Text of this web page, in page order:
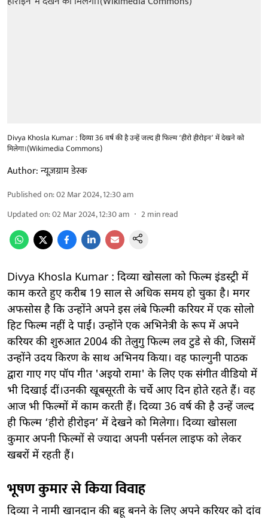
Divya Khosla Kumar : दिव्या 36 वर्ष की है उन्हें जल्द ही फिल्म ‘हीरो हीरोइन’ में देखने को
मिलेगा।(Wikimedia Commons)
Author:न्यूज़ग्राम डेस्क
Published on:02 Mar 2024, 12:30 am
Updated on:02 Mar 2024, 12:30 am 2min read
Divya Khosla Kumar : दिव्या खोसला को फिल्म इंडस्ट्री में
काम करते हुए करीब 19 साल से अधिक समय हो चुका है। मगर
अफसोस है कि उन्होंने अपने इस लंबे फिल्मी करियर में एक सोलो
हिट फिल्म नहीं दे पाईं। उन्होंने एक अभिनेत्री के रूप में अपने
करियर की शुरुआत 2004 की तेलुगु फिल्म लव टुडे से की, जिसमें
उन्होंने उदय किरण के साथ अभिनय किया। वह फाल्गुनी पाठक
द्वारा गाए गए पॉप गीत 'अइयो रामा' के लिए एक संगीत वीडियो में
भी दिखाई दीं।उनकी खूबसूरती के चर्चे आए दिन होते रहते हैं। वह
आज भी फिल्मों में काम करती हैं। दिव्या 36 वर्ष की है उन्हें जल्द
ही फिल्म ‘हीरो हीरोइन’ में देखने को मिलेगा। दिव्या खोसला
कुमार अपनी फिल्मों से ज्यादा अपनी पर्सनल लाइफ को लेकर
खबरों में रहती हैं।
भूषण कुमार से किया विवाह
दिव्या ने नामी खानदान की बहू बनने के लिए अपने करियर को दांव